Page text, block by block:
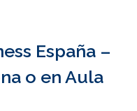
España –
o en Aula